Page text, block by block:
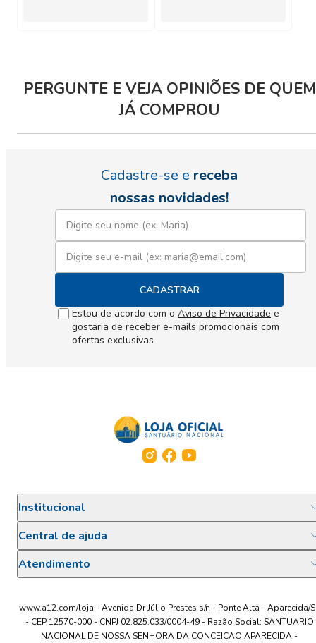
PERGUNTE E VEJA OPINIÕES DE QUEM
JÁ COMPROU
Cadastre-se e receba
nossas novidades!
CADASTRAR
Estou de acordo com o Aviso de Privacidade e
gostaria de receber e-mails promocionais com
ofertas exclusivas
Institucional
Central de ajuda
Atendimento
www.a12.com/loja - Avenida Dr Júlio Prestes s/n - Ponte Alta - Aparecida/
- CEP 12570-000 - CNPJ 02.825.033/0004-49 - Razão Social: SANTUARIO
NACIONAL DE NOSSA SENHORA DA CONCEICAO APARECIDA -